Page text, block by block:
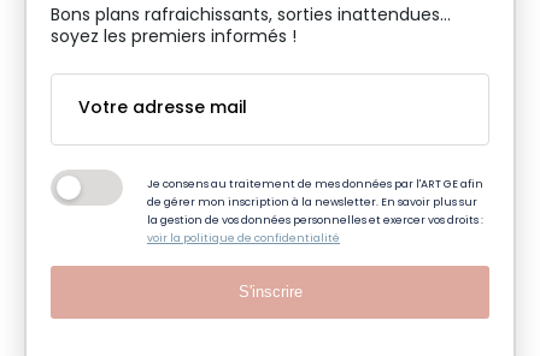
Bons plans rafraichissants, sorties inattendues…
soyez les premiers informés !
Je consens au traitement de mes données par l'ART GE afin
de gérer mon inscription à la newsletter. En savoir plus sur
la gestion de vos données personnelles et exercer vos droits :
voir la politique de confidentialité
S'inscrire